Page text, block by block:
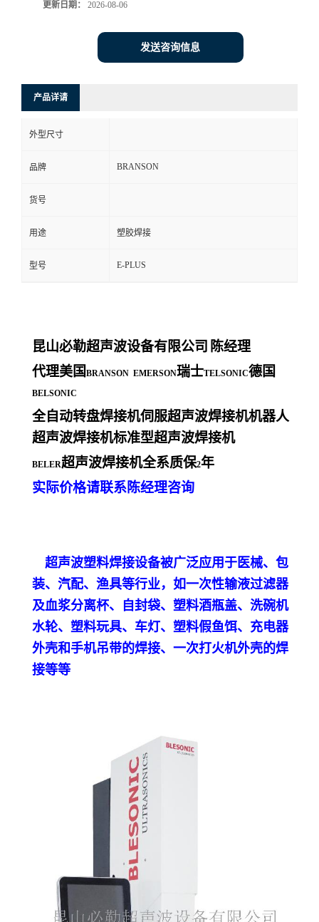
更新日期： 2026-08-06
发送咨询信息
产品详请
外型尺寸
品牌 BRANSON
货号
用途 塑胶焊接
型号 E-PLUS
昆山必勒超声波设备有限公司 陈经理
代理美国 BRANSON EMERSON瑞士TELSONIC德国
BELSONIC
全自动转盘焊接机伺服超声波焊接机机器人
超声波焊接机标准型超声波焊接机
BELER超声波焊接机全系质保2年
实际价格请联系陈经理咨询
超声波塑料焊接设备被广泛应用于医械、包
装、汽配、渔具等行业，如一次性输液过滤器
及血浆分离杯、自封袋、塑料酒瓶盖、洗碗机
水轮、塑料玩具、车灯、塑料假鱼饵、充电器
外壳和手机吊带的焊接、一次打火机外壳的焊
接等等